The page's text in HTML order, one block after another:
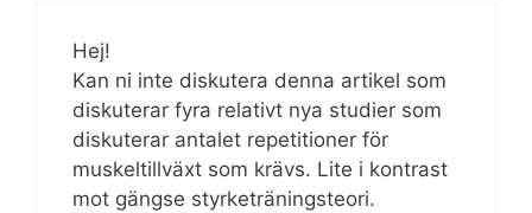
Hej!
Kan ni inte diskutera denna artikel som
diskuterar fyra relativt nya studier som
diskuterar antalet repetitioner för
muskeltillväxt som krävs. Lite i kontrast
mot gängse styrketräningsteori.